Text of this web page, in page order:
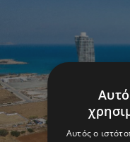
Αυτός ο